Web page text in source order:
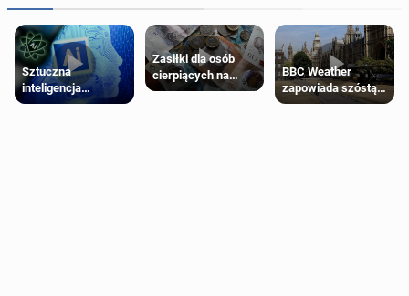
Sztuczna
inteligencja
próbowała oszukać
Zasiłki dla osób
cierpiących na
schorzenia
BBC Weather
zapowiada szóstą
falę upałów w